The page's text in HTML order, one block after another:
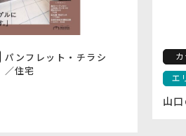
パンフレット・チラシ
／住宅
エ
山